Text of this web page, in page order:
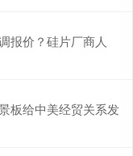
报价？硅片厂商人
板给中美经贸关系发